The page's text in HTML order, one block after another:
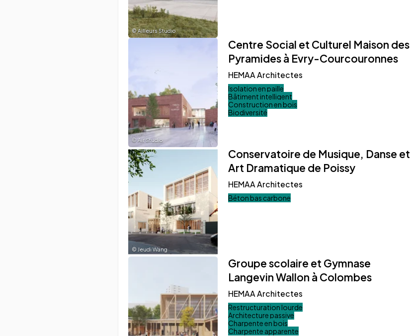
©Ailleurs Studio
©Air Studio
Centre Social et Culturel Maison des
Pyramides à Evry-Courcouronnes
HEMAA Architectes
Isolation en paille
Bâtiment intelligent
Construction en bois
Biodiversité
© Jeudi Wang
Conservatoire de Musique, Danse et
Art Dramatique de Poissy
HEMAA Architectes
Béton bas carbone
Groupe scolaire et Gymnase
Langevin Wallon à Colombes
HEMAA Architectes
Restructuration lourde
Architecture passive
Charpente en bois
Charpente apparente